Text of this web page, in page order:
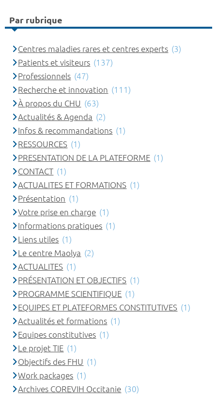
Par rubrique
Centres maladies rares et centres experts (3)
Patients et visiteurs (137)
Professionnels (47)
Recherche et innovation (111)
À propos du CHU (63)
Actualités & Agenda (2)
Infos & recommandations (1)
RESSOURCES (1)
PRESENTATION DE LA PLATEFORME (1)
CONTACT (1)
ACTUALITES ET FORMATIONS (1)
Présentation (1)
Votre prise en charge (1)
Informations pratiques (1)
Liens utiles (1)
Le centre Maolya (2)
ACTUALITES (1)
PRÉSENTATION ET OBJECTIFS (1)
PROGRAMME SCIENTIFIQUE (1)
EQUIPES ET PLATEFORMES CONSTITUTIVES (1)
Actualités et formations (1)
Equipes constitutives (1)
Le projet TIE (1)
Objectifs des FHU (1)
Work packages (1)
Archives COREVIH Occitanie (30)